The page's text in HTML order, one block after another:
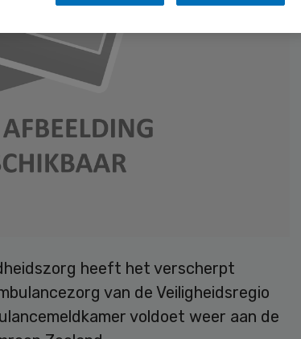
heeft het verscherpt
van de Veiligheidsregio
voldoet weer aan de